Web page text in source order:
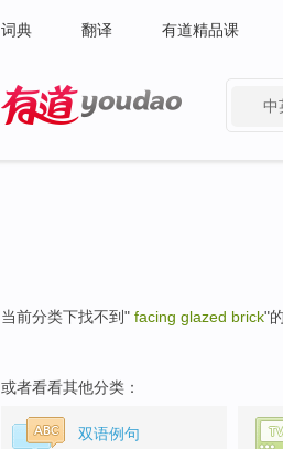
词典 翻译 有道精品课
中
当前分类下找不到" facing glazed brick"
或者看看其他分类：
双语例句